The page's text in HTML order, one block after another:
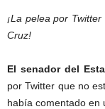
¡La pelea por
Cruz!
El senador del
por Twitter que no
había comentado en